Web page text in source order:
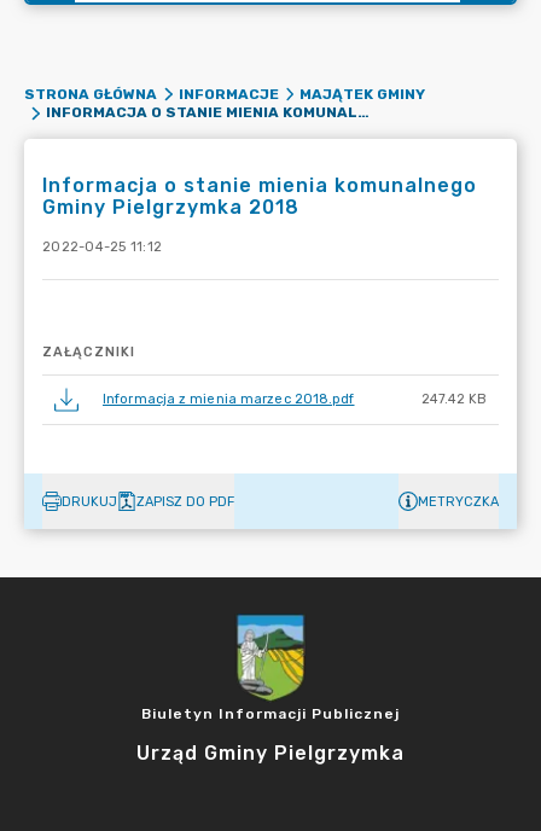
STRONA GŁÓWNA INFORMACJE
MAJĄTEK GMINY
INFORMACJA O STANIE MIENIA KOMUNALNEGO GMINY PIELGRZYMKA 2018
Informacja o stanie mienia komunalnego
Gminy Pielgrzymka 2018
2022-04-25 11:12
ZAŁĄCZNIKI
Informacja z mienia marzec 2018.pdf 247.42 KB
DRUKUJ ZAPISZ DO PDF METRYCZKA
Biuletyn Informacji Publicznej
Urząd Gminy Pielgrzymka